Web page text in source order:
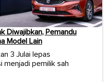
Diwajibkan, Pemandu
Model Lain
3 Julai lepas
menjadi pemilik sah